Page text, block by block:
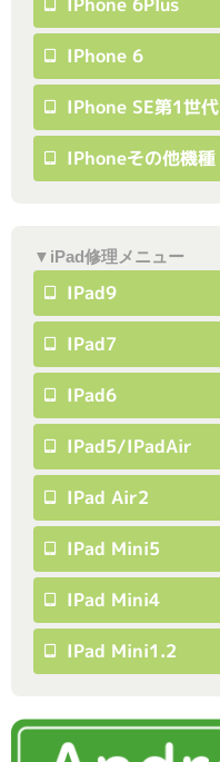
IPhone 6Plus
IPhone 6
IPhone SE第1世代
IPhoneその他機種
▼iPad修理メニュー
IPad9
IPad7
IPad6
IPad5/iPadAir
IPad Air2
IPad Mini5
IPad Mini4
IPad Mini1.2